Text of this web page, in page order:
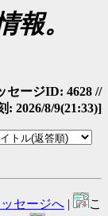
報。
セージID: 4628 //
: 2026/8/9(21:33)]
セージへ |
こ